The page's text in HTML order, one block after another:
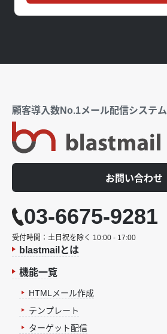
顧客導入数No.1メール配信システム
お問い合わせ
03-6675-9281
受付時間：土日祝を除く 10:00 - 17:00
blastmailとは
機能一覧
HTMLメール作成
テンプレート
ターゲット配信